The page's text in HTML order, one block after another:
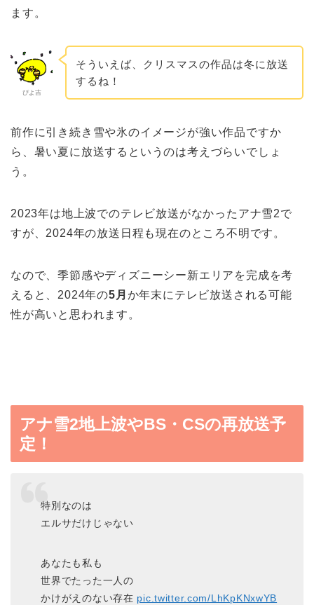
ます。
ぴよ吉
そういえば、クリスマスの作品は冬に放送
するね！
前作に引き続き雪や氷のイメージが強い作品ですか
ら、暑い夏に放送するというのは考えづらいでしょ
う。
2023年は地上波でのテレビ放送がなかったアナ雪2で
すが、2024年の放送日程も現在のところ不明です。
なので、季節感やディズニーシー新エリアを完成を考
えると、2024年の5月 か年末にテレビ放送される可能
性が高いと思われます。
アナ雪2地上波やBS・CSの再放送予
定！
特別なのは
エルサだけじゃない
あなたも私も
世界でたった一人の
かけがえのない存在 pic.twitter.com/LhKpKNxwYB